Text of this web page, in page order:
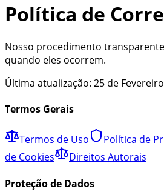
Política de
Nosso procedimento
quando eles ocorrem.
Última atualização: 25 de
Termos Gerais
Termos de Uso Política de
de Cookies
Direitos Autorais
Proteção de Dados